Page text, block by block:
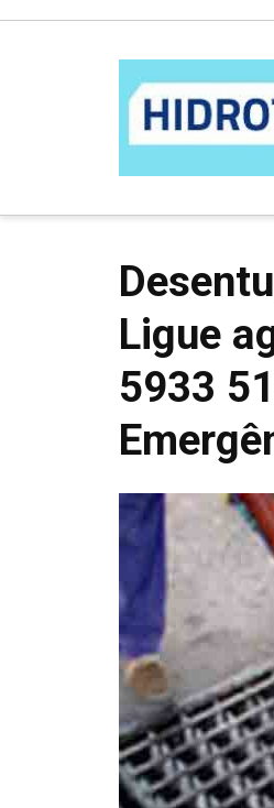
Ligue
5933